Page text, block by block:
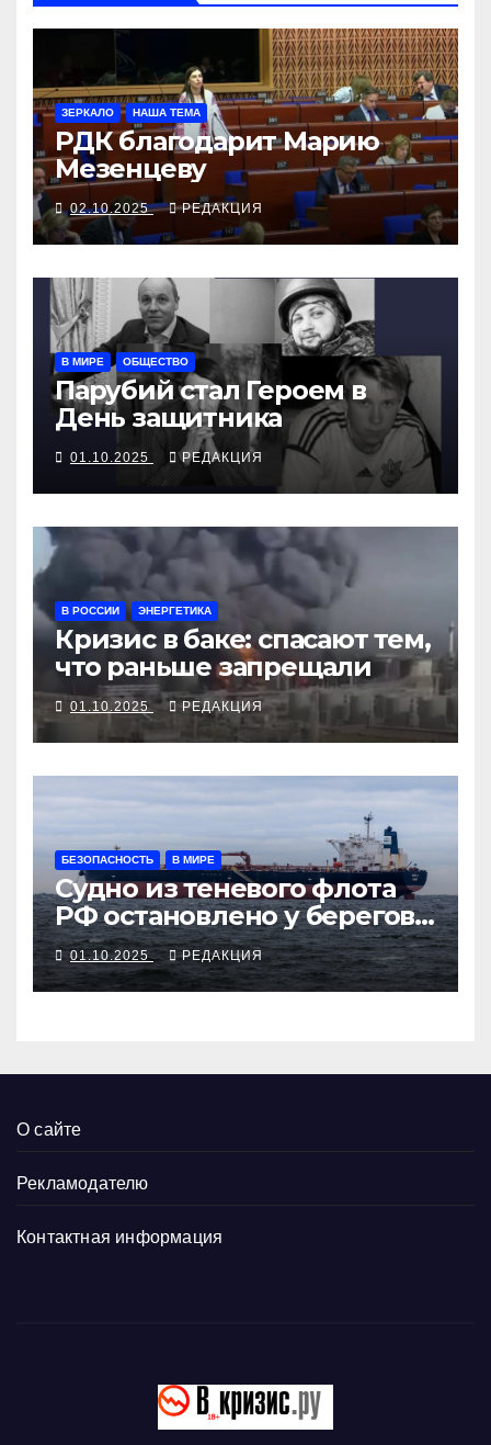
ЗЕРКАЛО НАША ТЕМА
РДК благодарит Марию
Мезенцеву
02.10.2025 РЕДАКЦИЯ
В МИРЕ ОБЩЕСТВО
Парубий стал Героем в
День защитника
01.10.2025 РЕДАКЦИЯ
В РОССИИ ЭНЕРГЕТИКА
Кризис в баке: спасают тем,
что раньше запрещали
01.10.2025 РЕДАКЦИЯ
БЕЗОПАСНОСТЬ В МИРЕ
Судно из теневого флота
РФ остановлено у берегов
Франции
01.10.2025 РЕДАКЦИЯ
О сайте
Рекламодателю
Контактная информация